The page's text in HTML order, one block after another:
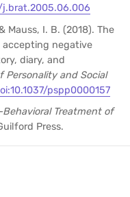
j.brat.2005.06.006
Mauss, I. B. (2018). The
negative
diary, and
Personality and Social
pspp0000157
Treatment of
Press.